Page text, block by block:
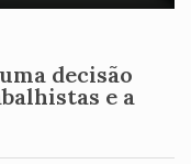
decisão
e a